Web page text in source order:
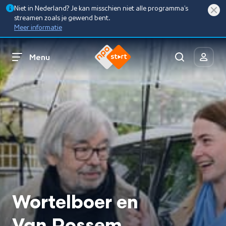
Niet in Nederland? Je kan misschien niet alle programma’s
streamen zoals je gewend bent.
Meer informatie
Menu
Wortelboer en